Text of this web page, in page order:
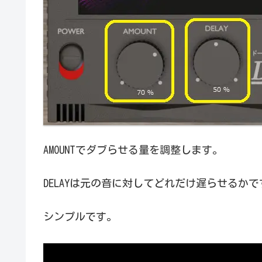
AMOUNTでダブらせる量を調整します。
DELAYは元の音に対してどれだけ遅らせるか
シンプルです。